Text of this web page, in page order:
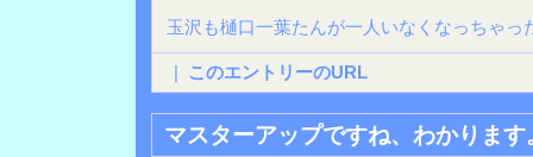
玉沢も樋口一葉たんが一人いなくなっちゃっ
| このエントリーのURL
マスターアップですね、わかります